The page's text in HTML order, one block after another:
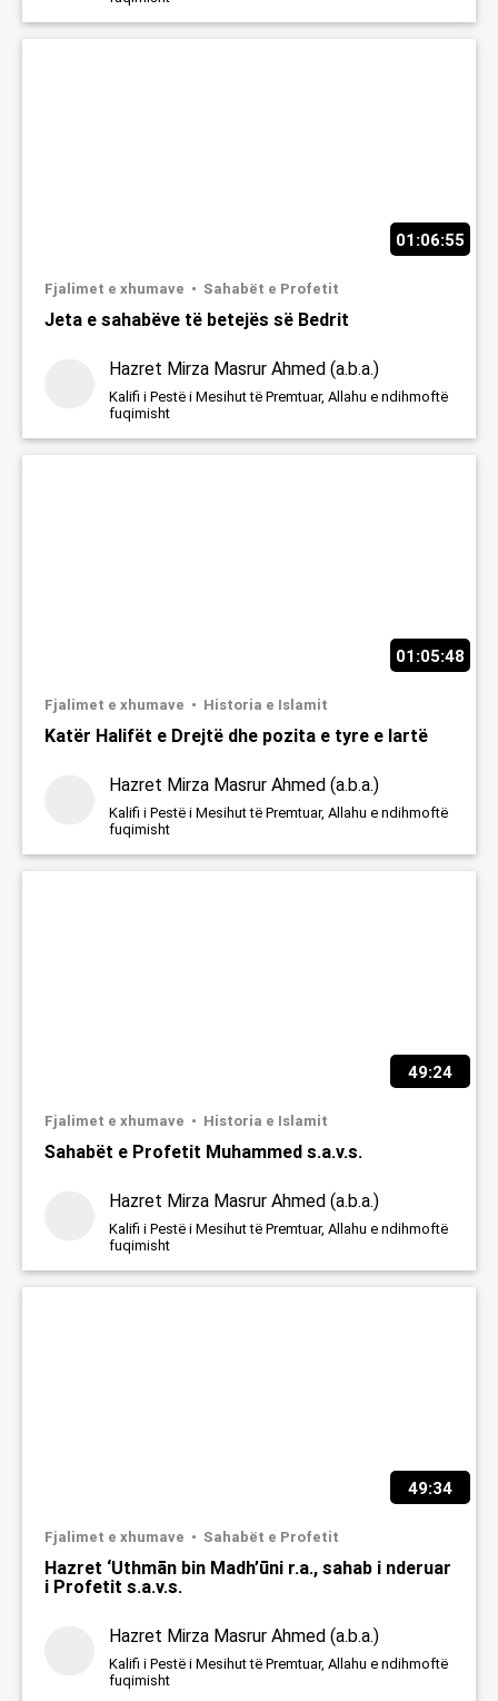
01:06:55
Fjalimet e xhumave Sahabët e Profetit
Jeta e sahabëve të betejës së Bedrit
Hazret Mirza Masrur Ahmed (a.b.a.)
Kalifi i Pestë i Mesihut të Premtuar, Allahu e ndihmoftë
fuqimisht
01:05:48
Fjalimet e xhumave Historia e Islamit
Katër Halifët e Drejtë dhe pozita e tyre e lartë
Hazret Mirza Masrur Ahmed (a.b.a.)
Kalifi i Pestë i Mesihut të Premtuar, Allahu e ndihmoftë
fuqimisht
49:24
Fjalimet e xhumave Historia e Islamit
Sahabët e Profetit Muhammed s.a.v.s.
Hazret Mirza Masrur Ahmed (a.b.a.)
Kalifi i Pestë i Mesihut të Premtuar, Allahu e ndihmoftë
fuqimisht
49:34
Fjalimet e xhumave Sahabët e Profetit
Hazret ‘Uthmān bin Madh’ūni r.a., sahab i nderuar
i Profetit s.a.v.s.
Hazret Mirza Masrur Ahmed (a.b.a.)
Kalifi i Pestë i Mesihut të Premtuar, Allahu e ndihmoftë
fuqimisht